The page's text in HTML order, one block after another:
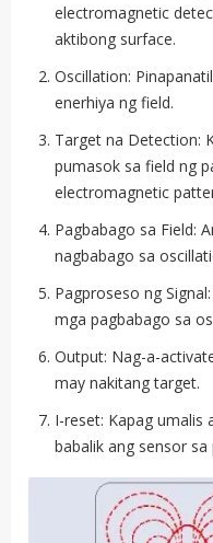
electromagnetic
aktibong surface.
Oscillation:
enerhiya ng field.
Target na Detection:
pumasok sa field ng
electromagnetic
Pagbabago sa Field:
nagbabago sa
Pagproseso ng
mga pagbabago sa
Output: Nag-a-
may nakitang target.
I-reset: Kapag umalis
babalik ang sensor